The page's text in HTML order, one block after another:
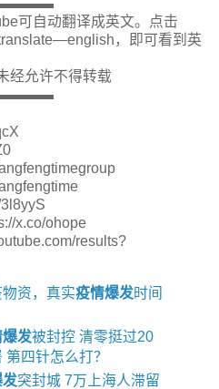
可自动翻译成英文。点击
，即可看到英
经允许不得转载
x.co/ohope
results?
资，真实疫情爆发时间
发被封控 清零挺过20
四针怎么打？
突封城 7万上海人滞留